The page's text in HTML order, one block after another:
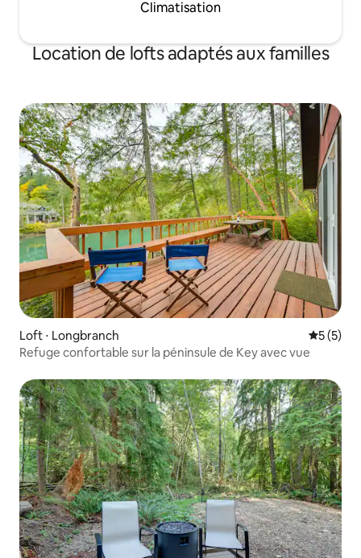
Climatisation
Location de lofts adaptés aux familles
Loft ⋅ Longbranch
5 (5)
Refuge confortable sur la péninsule de Key avec vue